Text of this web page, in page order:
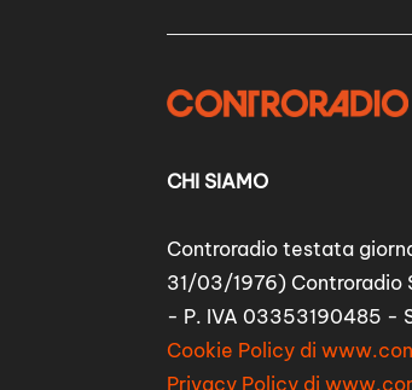
CHI SIAMO
Controradio testata
31/03/1976) Controradio
- P. IVA 03353190485 -
Cookie Policy di
Privacy Policy di